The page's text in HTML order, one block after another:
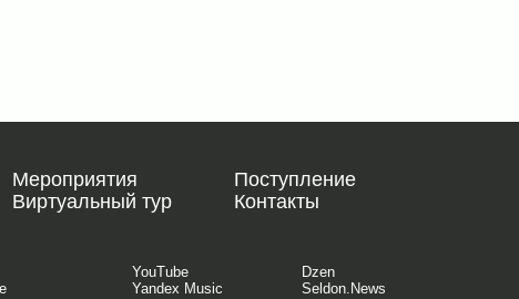
Мероприятия
Поступление
Виртуальный тур Контакты
YouTube
Dzen
Yandex Music
Seldon.News